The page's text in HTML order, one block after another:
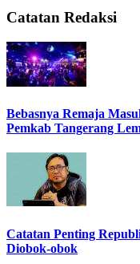
Catatan Redaksi
Bebasnya Remaja
Pemkab Tangerang
Catatan Penting
Diobok-obok